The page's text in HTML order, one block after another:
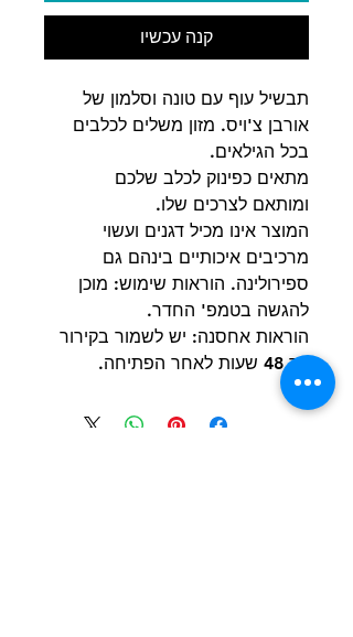
קנה עכשיו
תבשיל עוף עם טונה וסלמון של
אורבן צ'ויס. מזון משלים לכלבים
בכל הגילאים.
מתאים כפינוק לכלב שלכם
ומותאם לצרכים שלו.
המוצר אינו מכיל דגנים ועשוי
מרכיבים איכותיים בינהם גם
ספירולינה. הוראות שימוש: מוכן
להגשה בטמפ' החדר.
הוראות אחסנה: יש לשמור בקירור
עד 48 שעות לאחר הפתיחה.